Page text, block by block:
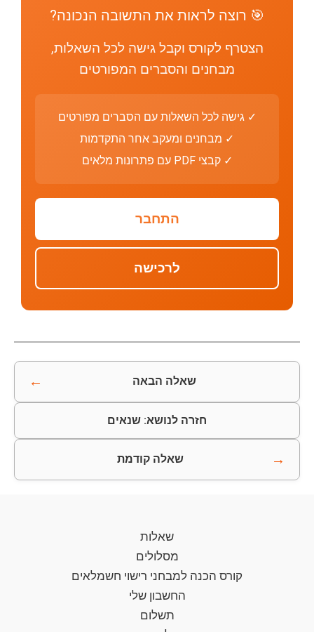
🎯 רוצה לראות את התשובה הנכונה?
הצטרף לקורס וקבל גישה לכל השאלות,
מבחנים והסברים המפורטים
✓ גישה לכל השאלות עם הסברים מפורטים
✓ מבחנים ומעקב אחר התקדמות
✓ קבצי PDF עם פתרונות מלאים
התחבר
לרכישה
שאלה הבאה ←
חזרה לנושא: שנאים
→ שאלה קודמת
שאלות
מסלולים
קורס הכנה למבחני רישוי חשמלאים
החשבון שלי
תשלום